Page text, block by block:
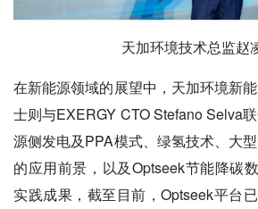
天加环境技术总监赵
在新能源领域的展望中，天加环境新
士则与EXERGY CTO Stefano Selva
源侧发电及PPA模式、绿氢技术、大
的应用前景，以及Optseek节能降碳
实践成果，截至目前，Optseek平台